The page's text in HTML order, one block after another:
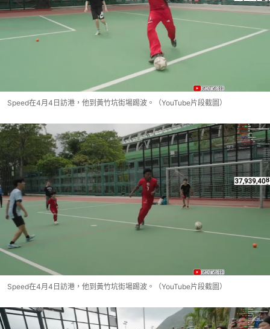
Speed在4月4日訪港，他到黃竹坑街場踢波。（YouTube片段截圖）
Speed在4月4日訪港，他到黃竹坑街場踢波。（YouTube片段截圖）